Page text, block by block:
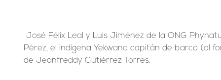
Pérez, el indígena Yekwana capitán de barco (al
de Jeanfreddy Gutiérrez Torres.